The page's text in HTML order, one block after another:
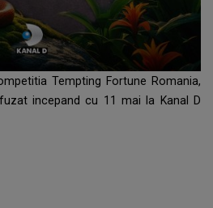
Tempting Fortune Romania,
incepand cu 11 mai la Kanal D